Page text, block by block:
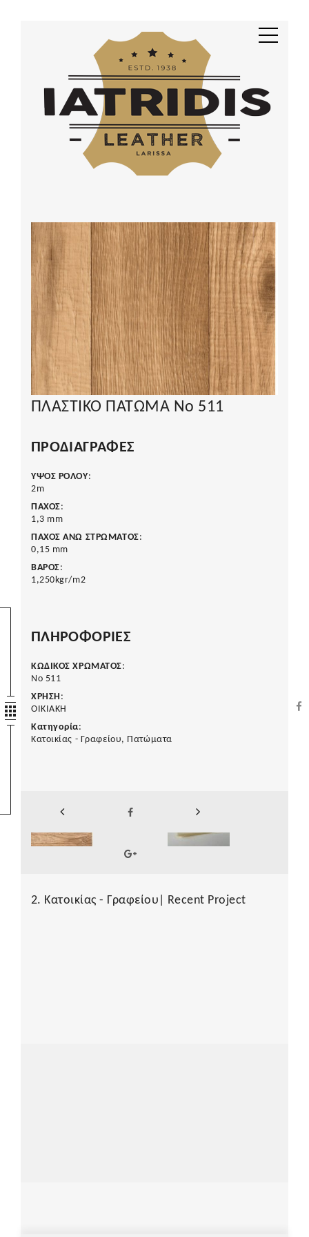
ΠΛΑΣΤΙΚΟ ΠΑΤΩΜΑ Νο 511
ΠΡΟΔΙΑΓΡΑΦΈΣ
ΥΨΟΣ ΡΟΛΟΥ:
2m
ΠΑΧΟΣ:
1,3 mm
ΠΑΧΟΣ ΑΝΩ ΣΤΡΩΜΑΤΟΣ:
0,15 mm
ΒΑΡΟΣ:
1,250kgr/m2
ΠΛΗΡΟΦΟΡΙΕΣ
ΚΩΔΙΚΟΣ ΧΡΩΜΑΤΟΣ:
No 511
ΧΡΗΣΗ :
ΟΙΚΙΑΚΗ
Κατηγορία:
Κατοικίας - Γραφείου, Πατώματα
2. Κατοικίας - Γραφείου| Recent Project